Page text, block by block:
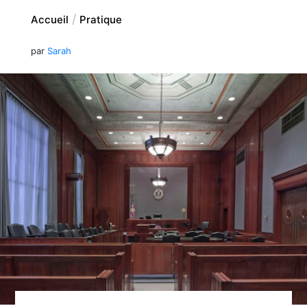
Accueil Pratique
par Sarah